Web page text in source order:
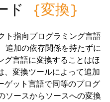
ド {変換}
指向プログラミング言語
加の依存関係を持たずに
グ言語に変換することはほ
、変換ツールによって追加
ゲット言語で同等のプログ
ースからソースへの変換